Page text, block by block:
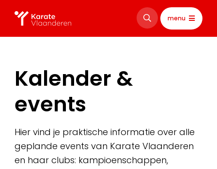
menu
Kalender &
events
Hier vind je praktische informatie over alle
geplande events van Karate Vlaanderen
en haar clubs: kampioenschappen,